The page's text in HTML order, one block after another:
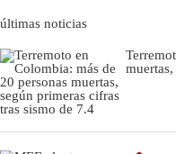
últimas noticias